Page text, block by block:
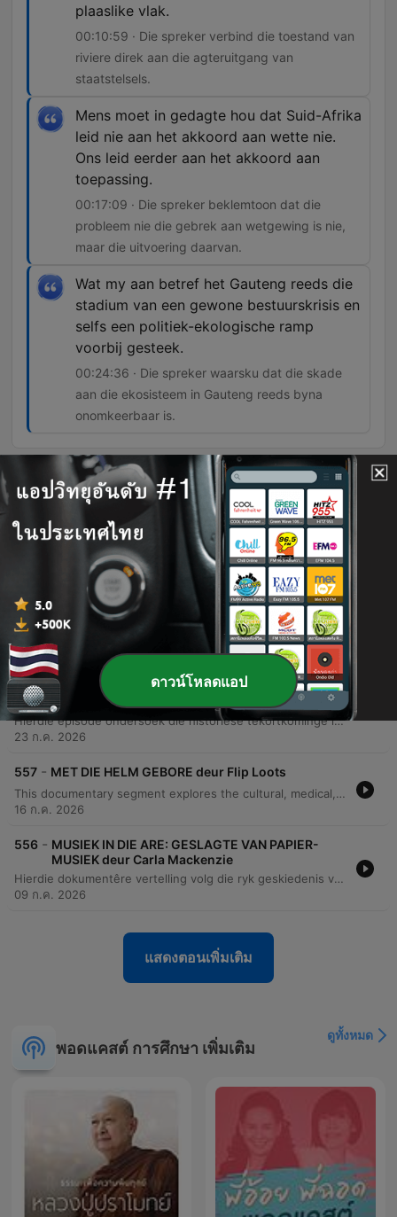
plaaslike vlak.
00:10:59 · Die spreker verbind die toestand van
riviere direk aan die agteruitgang van
staatstelsels.
Mens moet in gedagte hou dat Suid-Afrika
leid nie aan het akkoord aan wette nie.
Ons leid eerder aan het akkoord aan
toepassing.
00:17:09 · Die spreker beklemtoon dat die
probleem nie die gebrek aan wetgewing is nie,
maar die uitvoering daarvan.
Wat my aan betref het Gauteng reeds die
stadium van een gewone bestuurskrisis en
selfs een politiek-ekologische ramp
voorbij gesteek.
00:24:36 · Die spreker waarsku dat die skade
aan die ekosisteem in Gauteng reeds byna
onomkeerbaar is.
ตอนต่าง ๆ
560 - DIE GEVAAR IN ONS GROEN ARE deur Esté de
Klerk
Hierdie episode ondersoek die ernstige water- en afvalwaterkrisis in Suid-Afrika, met spesifieke fokus op Gauteng se besoedelde riviere en die mislukking van munisipaliteite om infrastruktuur te onderhou. Die gesprek belig hoe rioolbesoedeling en mynwaterbesoedeling lei tot radioaktiewe brandpunte en onomkeerbare skade aan ekosisteme. Verder word die politiek-ekologiese ramp bespreek, waar swak bestuur en die gebrek aan wetlike toepassing amptenare se verantwoordbaarheid bemoeilik. Die episode beklemtoon die noodsaaklikheid van dringende infrastruktuurherstel en nasionale aksie om die verval van waterbronne te stop.
559 - DIE LANGPAD deur Ettienne Ludick
Hierdie episode verken die lewe van Suid-Afrikaanse langafstandvragmotorbestuurders en vergelyk die Hollywood-romantiek van die pad met die harde realiteit. Dit dek temas soos die emosionele tol van afwesigheid by die gesin, die gevare van misdaad en onveiligheid by trokstopplekke, asook die ekonomiese druk van transportmaatskappye. Verder word die uitdagings van onregverdige betaalstelsels en die ernstige impak van isolasie op geestesgesondheid bespreek. Dr. Michelle Diamond verduidelik hoe chroniese moegheid en stres die bestuurders beïnvloed, terwyl die sterk broederskap en onderlinge ondersteuning tussen bestuurders op die pad beklemtoon word.
30 ก.ค. 2026
558 - NIE VIR HAAR GEBOU: DIE GESLAGSGAPING IN
DIE ONGELUK deur Martelize Brink
Hierdie episode ondersoek die historiese tekortkominge in motorveiligheidstoetse, wat tradisioneel op manlike anatomie gebaseer was, en die belangrikheid van die ontwikkeling van nuwe vroulike botstoetspoppe om die hoër risiko van ernstige beserings by vroue te verminder. Die gesprek fokus ook op die uitdagings van voertuigveiligheid in Afrika, waar die gebrek aan minimum regulasies lei tot die invoer van goedkoop voertuie met minder veiligheidstelsels. Die episode beklemtoon die noodsaaklikheid van inklusiewe ontwerp en die rol van NCAP-programme in die dryf van innovasie.
23 ก.ค. 2026
557 - MET DIE HELM GEBORE deur Flip Loots
This documentary segment explores the cultural, medical, and religious perspectives on being born 'with the helm' (en caul). It examines personal anecdotes of perceived intuition alongside medical explanations that define the phenomenon as a rare but normal biological variation. The discussion further addresses the distinction between cultural traditions and biblical truths. The speaker argues that while subjective experiences may exist, believers should use the Bible as the ultimate standard to test any spiritual claims or supernatural assertions.
16 ก.ค. 2026
556 - MUSIEK IN DIE ARE: GESLAGTE VAN PAPIER-
MUSIEK deur Carla Mackenzie
Hierdie dokumentêre vertelling volg die ryk geskiedenis van die Papierfamilieband, 'n musiekgroep wat reeds sedert 1932 bestaan. Die storie fokus op die nalatenskap van die familie, van die stigting deur Martinez Papier tot die moderne prestasie van sy agterkleinkind, Greigin, wat die groep na die wêreldverhoog van die Chelsea Blommerskou in Londen geneem het. Die episode ondersoek die diep wortels van Langarm-musiek in die Wes-Kaap en hoe hierdie tradisie as 'n universele taal dien wat kulture en generasies verbind. Die vertelling bied 'n intieme kykie na die persoonlike groei van 'n musikant wat van kleuterjare op tromme tot by die bespeel van verskeie instrumente ontwikkel het. Dit beklemtoon die belangrikheid van respek vir tradisie, die rol van musiek in gemeenskapsgeleenthede soos troues en begrafnisse, en die trots van 'n familie wat hul kulturele erfenis met die wêreld deel.
09 ก.ค. 2026
แสดงตอนเพิ่มเติม
พอดแคสต์ การศึกษา เพิ่มเติม
ดูทั้งหมด
ดาวน์โหลดแอป